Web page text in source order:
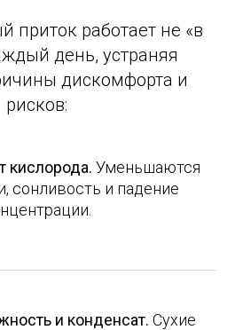
приток работает не «в
день, устраняя
дискомфорта и
рисков:
кислорода. Уменьшаются
сонливость и падение
и конденсат. Сухие